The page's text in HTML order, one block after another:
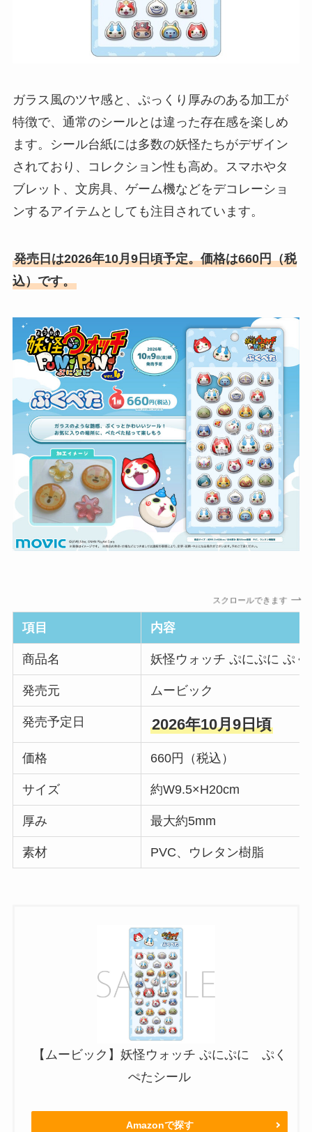
ガラス風のツヤ感と、ぷっくり厚みのある加工が
特徴で、通常のシールとは違った存在感を楽しめ
ます。シール台紙には多数の妖怪たちがデザイン
されており、コレクション性も高め。スマホやタ
ブレット、文房具、ゲーム機などをデコレーショ
ンするアイテムとしても注目されています。
発売日は2026年10月9日頃予定。価格は660円（税
込）です。
スクロールできます
項目 内容
商品名 妖怪ウォッチ ぷにぷに ぷ
発売元 ムービック
発売予定日 2026年10月9日頃
価格 660円（税込）
サイズ 約W9.5×H20cm
厚み 最大約5mm
素材 PVC、ウレタン樹脂
【ムービック】妖怪ウォッチ ぷにぷに ぷく
ぺたシール
Amazonで探す